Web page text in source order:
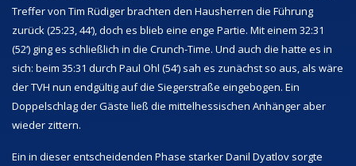
Treffer von Tim Rüdiger brachten den Hausherren die Führung
zurück (25:23, 44‘), doch es blieb eine enge Partie. Mit einem 32:31
(52‘) ging es schließlich in die Crunch-Time. Und auch die hatte es in
sich: beim 35:31 durch Paul Ohl (54‘) sah es zunächst so aus, als wäre
der TVH nun endgültig auf die Siegerstraße eingebogen. Ein
Doppelschlag der Gäste ließ die mittelhessischen Anhänger aber
wieder zittern.
Ein in dieser entscheidenden Phase starker Danil Dyatlov sorgte